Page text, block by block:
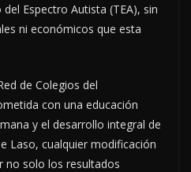
Espectro Autista (TEA), sin
ni económicos que esta
de Colegios del
con una educación
y el desarrollo integral de
Laso, cualquier modificación
no solo los resultados